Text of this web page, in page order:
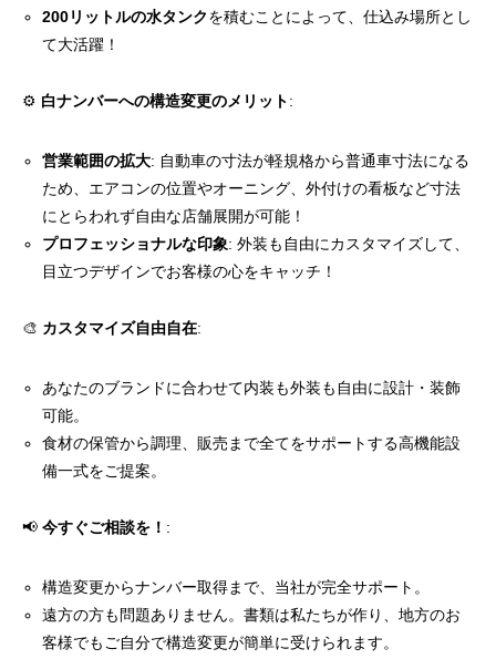
200リットルの水タンクを積むことによって、仕込み場所とし
て大活躍！
⚙️ 白ナンバーへの構造変更のメリット:
営業範囲の拡大: 自動車の寸法が軽規格から普通車寸法になる
ため、エアコンの位置やオーニング、外付けの看板など寸法
にとらわれず自由な店舗展開が可能！
プロフェッショナルな印象: 外装も自由にカスタマイズして、
目立つデザインでお客様の心をキャッチ！
🎨 カスタマイズ自由自在:
あなたのブランドに合わせて内装も外装も自由に設計・装飾
可能。
食材の保管から調理、販売まで全てをサポートする高機能設
備一式をご提案。
📢 今すぐご相談を！ :
構造変更からナンバー取得まで、当社が完全サポート。
遠方の方も問題ありません。書類は私たちが作り、地方のお
客様でもご自分で構造変更が簡単に受けられます。